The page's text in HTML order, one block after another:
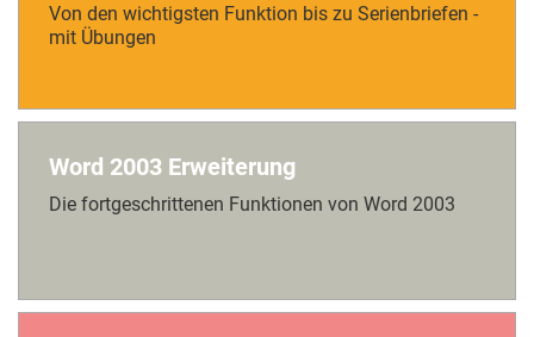
Von den wichtigsten Funktion bis zu Serienbriefen -
mit Übungen
Word 2003 Erweiterung
Die fortgeschrittenen Funktionen von Word 2003